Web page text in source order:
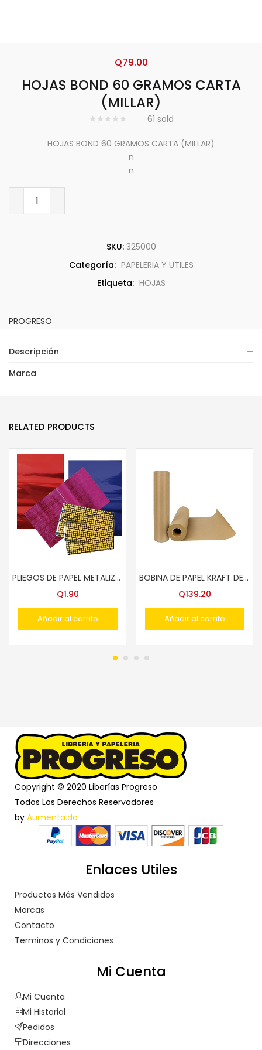
HOJAS BOND 60 GRAMOS CARTA
(MILLAR)
61 sold
Q79.00
HOJAS BOND 60 GRAMOS CARTA (MILLAR)
n
n
SKU: 325000
Categoría: PAPELERIA Y UTILES
Etiqueta: HOJAS
PROGRESO
Descripción
Marca
RELATED PRODUCTS
PLIEGOS DE PAPEL METALIZADO LISO COL.
Q1.90
Añadir al carrito
BOBINA DE PAPEL KRAFT DELGADO 20″A
Q139.20
Añadir al carrito
Copyright © 2020 Liberías Progreso
Todos Los Derechos Reservadores
by Aumenta.do
Enlaces Utiles
Productos Más Vendidos
Marcas
Contacto
Terminos y Condiciones
Mi Cuenta
Mi Cuenta
Mi Historial
Pedidos
Direcciones